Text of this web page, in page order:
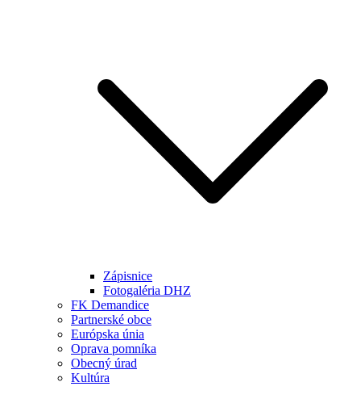
Zápisnice
Fotogaléria DHZ
FK Demandice
Partnerské obce
Európska únia
Oprava pomníka
Obecný úrad
Kultúra